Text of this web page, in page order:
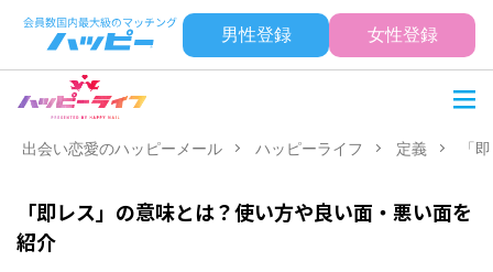
男性登録 女性登録
出会い恋愛のハッピーメール ハッピーライフ 定義 「
「即レス」の意味とは？使い方や良い面・悪い面を
紹介